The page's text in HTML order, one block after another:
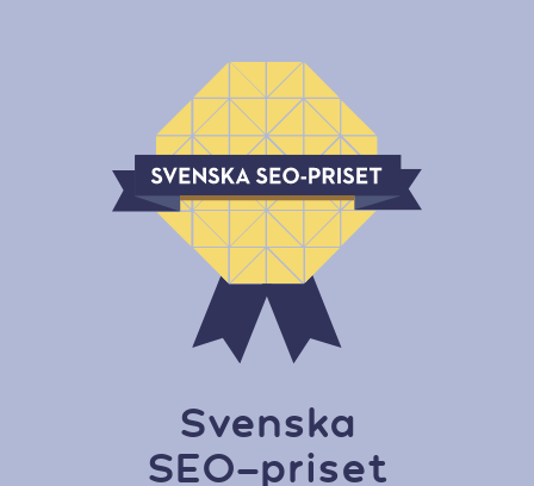
Svenska
SEO-priset